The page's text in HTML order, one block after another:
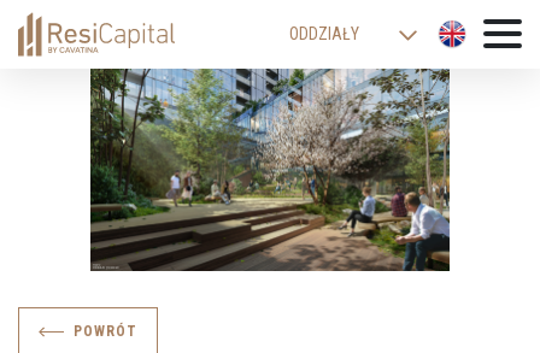
ODDZIAŁY
WARSZAWA
KATOWICE
KRAKÓW
ŁÓDŹ
WROCŁAW
POWRÓT